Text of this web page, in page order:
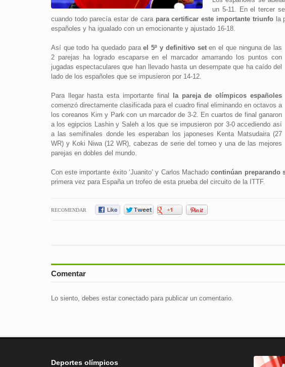
un 5-11. En el tercer
cuando todo parecía estar de cara para certificar este importante triunfola
españoles y ha igualado con un emocionante y ajustado 16-18.
Así que todo ha quedado parael 5º y definitivo seten el que ninguna de las
2 parejas ha logrado escaparse en el marcador amarrando los puntos con
jugadas espectaculares que han llevado hasta un desempate que ha caído del
lado de los españoles que se impusieron por 14-12.
Para llegar hasta esta importante final
la pareja de olímpicos españoles
comenzó directamente clasificada para el cuadro final eliminando en octavos a
los coreanos Kim y Park con un marcador de 3-2. En cuartos de final ganaron
a los egipcios Lashin y Saleh a los que se impusieron por 3-0 accediendo así
a las semifinales donde les esperaban los japoneses Kenta Matsudaira (27
WR) y Koki Niwa (12 WR), cabezas de serie del torneo y una de las mejores
parejas en dobles del mundo.
Con este importante éxito ‘Juanito’ y Carlos Machadocontinúan preparando
primera vez para España un trofeo de esta prueba del circuito de la ITTF.
RECOMENDAR
Comentar
Lo siento, debes estar conectadopara publicar un comentario.
Deportes olímpicos